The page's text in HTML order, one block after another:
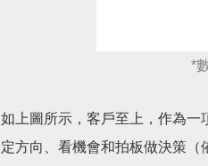
*
如上圖所示，客戶至上，作為一
定方向、看機會和拍板做決策